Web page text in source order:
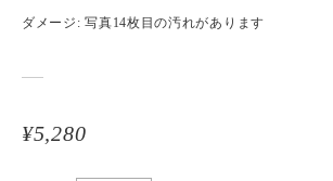
ダメージ: 写真14枚目の汚れがあります
¥5,280